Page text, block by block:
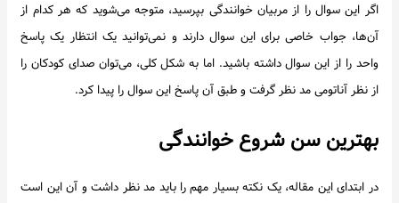
اگر این سوال را از مربیان خوانندگی بپرسید، متوجه می‌شوید که هر کدام از
آن‌ها، جواب خاصی برای این سوال دارند و نمی‌توانید یک انتظار یک پاسخ
واحد را از این سوال داشته باشید. اما به شکل کلی، می‌توان صدای کودکان را
از نظر آناتومی مد نظر گرفت و طبق آن پاسخ این سوال را پیدا کرد.
بهترین سن شروع خوانندگی
در ابتدای این مقاله، یک نکته بسیار مهم را باید مد نظر داشت و آن این است